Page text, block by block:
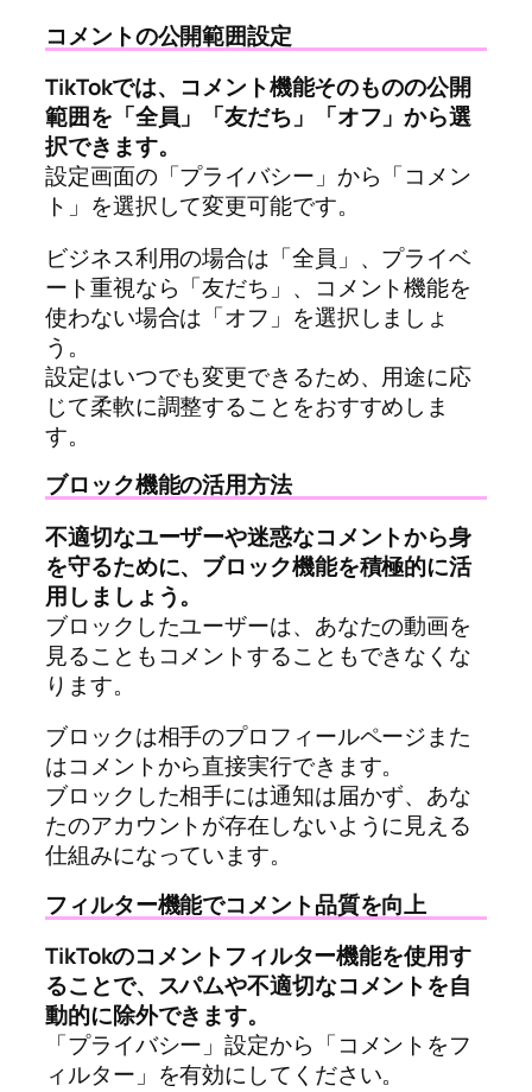
コメントの公開範囲設定
TikTokでは、コメント機能そのものの公開
範囲を「全員」「友だち」「オフ」から選
択できます。
設定画面の「プライバシー」から「コメン
ト」を選択して変更可能です。
ビジネス利用の場合は「全員」、プライベ
ート重視なら「友だち」、コメント機能を
使わない場合は「オフ」を選択しましょ
う。
設定はいつでも変更できるため、用途に応
じて柔軟に調整することをおすすめしま
す。
ブロック機能の活用方法
不適切なユーザーや迷惑なコメントから身
を守るために、ブロック機能を積極的に活
用しましょう。
ブロックしたユーザーは、あなたの動画を
見ることもコメントすることもできなくな
ります。
ブロックは相手のプロフィールページまた
はコメントから直接実行できます。
ブロックした相手には通知は届かず、あな
たのアカウントが存在しないように見える
仕組みになっています。
フィルター機能でコメント品質を向上
TikTokのコメントフィルター機能を使用す
ることで、スパムや不適切なコメントを自
動的に除外できます。
「プライバシー」設定から「コメントをフ
ィルター」を有効にしてください。